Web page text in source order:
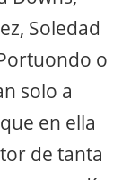
Soledad
o
solo a
en ella
de tanta